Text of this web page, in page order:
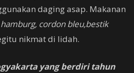
daging asap. Makanan
hamburg, cordon bleu,bestik
nikmat di lidah.
yang berdiri tahun